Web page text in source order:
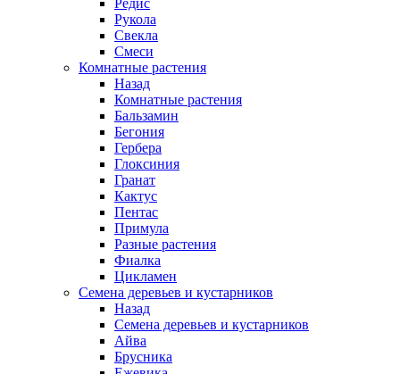
Редис
Рукола
Свекла
Смеси
Комнатные растения
Назад
Комнатные растения
Бальзамин
Бегония
Гербера
Глоксиния
Гранат
Кактус
Пентас
Примула
Разные растения
Фиалка
Цикламен
Семена деревьев и кустарников
Назад
Семена деревьев и кустарников
Айва
Брусника